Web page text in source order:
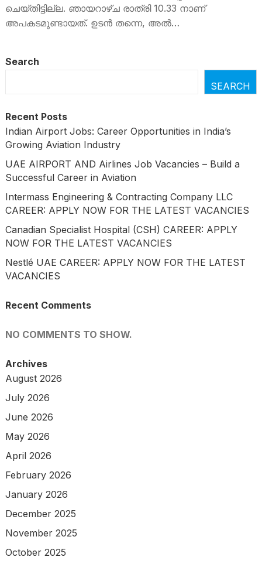
ചെയ്തിട്ടില്ല. ഞായറാഴ്ച രാത്രി 10.33 നാണ്
അപകടമുണ്ടായത്. ഉടൻ തന്നെ, അൽ…
Search
SEARCH
Recent Posts
Indian Airport Jobs: Career Opportunities in India’s
Growing Aviation Industry
UAE AIRPORT AND Airlines Job Vacancies – Build a
Successful Career in Aviation
Intermass Engineering & Contracting Company LLC
CAREER: APPLY NOW FOR THE LATEST VACANCIES
Canadian Specialist Hospital (CSH) CAREER: APPLY
NOW FOR THE LATEST VACANCIES
Nestlé UAE CAREER: APPLY NOW FOR THE LATEST
VACANCIES
Recent Comments
NO COMMENTS TO SHOW.
Archives
August 2026
July 2026
June 2026
May 2026
April 2026
February 2026
January 2026
December 2025
November 2025
October 2025